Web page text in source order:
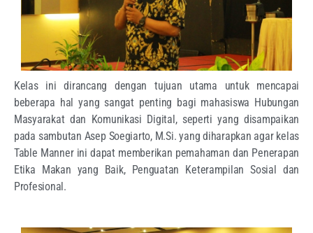
Kelas ini dirancang dengan tujuan utama untuk mencapai
beberapa hal yang sangat penting bagi mahasiswa Hubungan
Masyarakat dan Komunikasi Digital, seperti yang disampaikan
pada sambutan Asep Soegiarto, M.Si. yang diharapkan agar kelas
Table Manner ini dapat memberikan pemahaman dan Penerapan
Etika Makan yang Baik, Penguatan Keterampilan Sosial dan
Profesional.